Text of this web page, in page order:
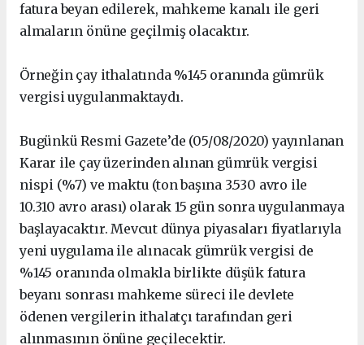
fatura beyan edilerek, mahkeme kanalı ile geri
almaların önüne geçilmiş olacaktır.
Örneğin çay ithalatında %145 oranında gümrük
vergisi uygulanmaktaydı.
Bugünkü Resmi Gazete’de (05/08/2020) yayınlanan
Karar ile çay üzerinden alınan gümrük vergisi
nispi (%7) ve maktu (ton başına 3.530 avro ile
10.310 avro arası) olarak 15 gün sonra uygulanmaya
başlayacaktır. Mevcut dünya piyasaları fiyatlarıyla
yeni uygulama ile alınacak gümrük vergisi de
%145 oranında olmakla birlikte düşük fatura
beyanı sonrası mahkeme süreci ile devlete
ödenen vergilerin ithalatçı tarafından geri
alınmasının önüne geçilecektir.